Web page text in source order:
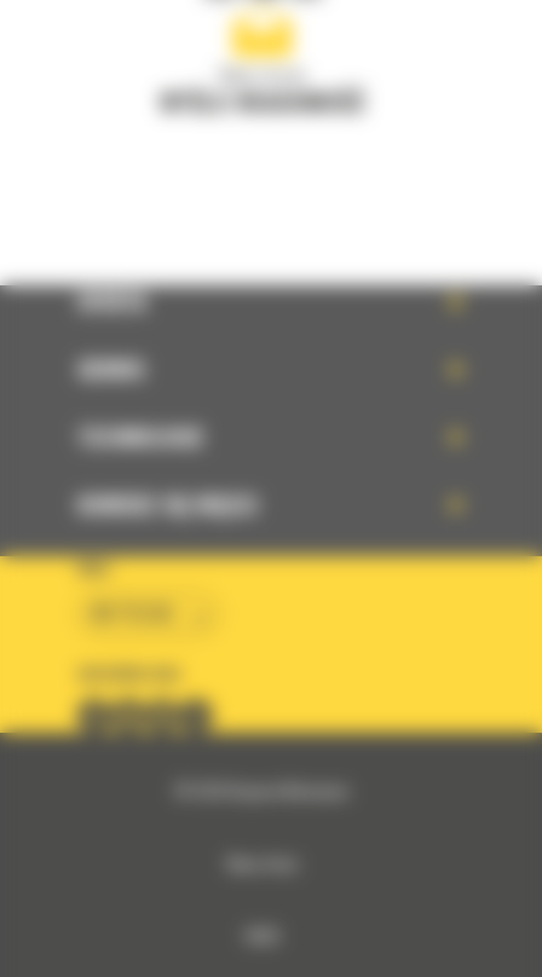
Napisz do nas
WYŚLIJ WIADOMOŚĆ
OFERTA
SERWIS
TECHNOLOGIE
DOWIEDZ SIĘ WIĘCEJ
KRAJ